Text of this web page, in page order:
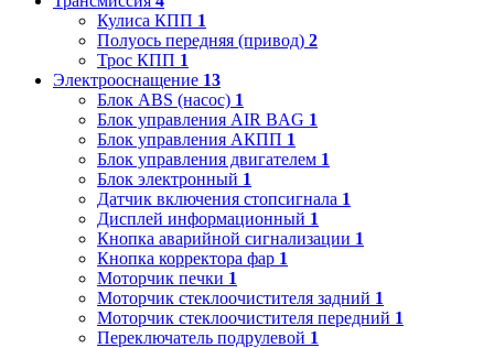
Кулиса КПП 1
Полуось передняя (привод) 2
Трос КПП 1
Электрооснащение 13
Блок ABS (насос) 1
Блок управления AIR BAG 1
Блок управления АКПП 1
Блок управления двигателем 1
Блок электронный 1
Датчик включения стопсигнала 1
Дисплей информационный 1
Кнопка аварийной сигнализации 1
Кнопка корректора фар 1
Моторчик печки 1
Моторчик стеклоочистителя задний 1
Моторчик стеклоочистителя передний 1
Переключатель подрулевой 1